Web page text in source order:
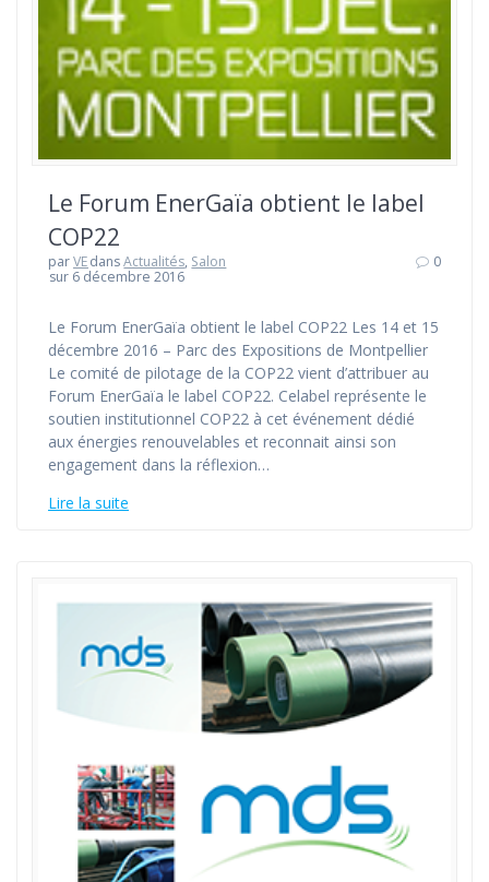
Le Forum EnerGaïa obtient le label
COP22
parVEdansActualités, Salon
sur 6 décembre 2016
0
Le Forum EnerGaïa obtient le label COP22 Les 14 et 15
décembre 2016 – Parc des Expositions de Montpellier
Le comité de pilotage de la COP22 vient d’attribuer au
Forum EnerGaïa le label COP22. Celabel représente le
soutien institutionnel COP22 à cet événement dédié
aux énergies renouvelables et reconnait ainsi son
engagement dans la réflexion…
Lire la suite